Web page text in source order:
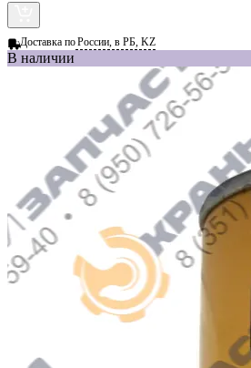
Доставка поРоссии, в РБ, KZ
В наличии